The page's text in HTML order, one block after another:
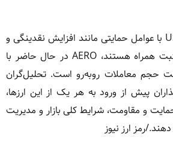
هرچند KAIA و USELESS با عوامل حمایتی مانند افزایش نقدینگی و
سیگنال‌های تکنیکال مثبت همراه هستند، AERO در حال حاضر با
حجم معاملات روبه‌رو است. تحلیل‌گران
پیش از ورود به هر یک از این ارزها،
و مقاومت، شرایط کلی بازار و مدیریت
رمز ارز نیوز